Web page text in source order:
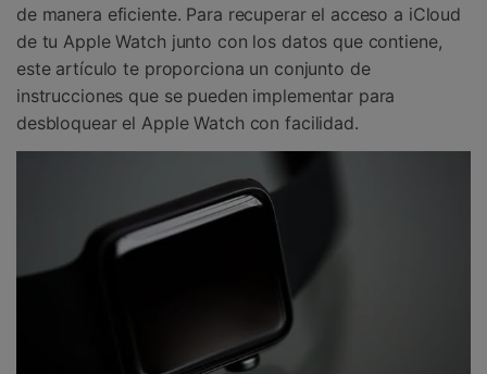
de manera eficiente. Para recuperar el acceso a iCloud
de tu Apple Watch junto con los datos que contiene,
este artículo te proporciona un conjunto de
instrucciones que se pueden implementar para
desbloquear el Apple Watch con facilidad.